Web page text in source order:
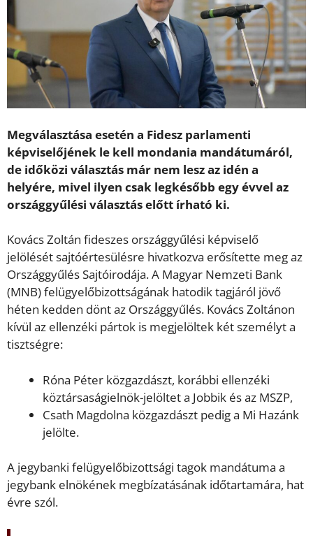
Megválasztása esetén a Fidesz parlamenti
képviselőjének le kell mondania mandátumáról,
de időközi választás már nem lesz az idén a
helyére, mivel ilyen csak legkésőbb egy évvel az
országgyűlési választás előtt írható ki.
Kovács Zoltán fideszes országgyűlési képviselő
jelölését sajtóértesülésre hivatkozva erősítette meg az
Országgyűlés Sajtóirodája. A Magyar Nemzeti Bank
(MNB) felügyelőbizottságának hatodik tagjáról jövő
héten kedden dönt az Országgyűlés. Kovács Zoltánon
kívül az ellenzéki pártok is megjelöltek két személyt a
tisztségre:
Róna Péter közgazdászt, korábbi ellenzéki
köztársaságielnök-jelöltet a Jobbik és az MSZP,
Csath Magdolna közgazdászt pedig a Mi Hazánk
jelölte.
A jegybanki felügyelőbizottsági tagok mandátuma a
jegybank elnökének megbízatásának időtartamára, hat
évre szól.